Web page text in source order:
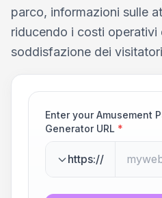
parco, informazioni sulle
riducendo i costi operativi
soddisfazione dei
Enter your Amusement
Generator URL *
https://